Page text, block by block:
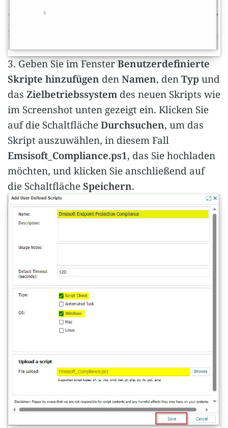
3. Geben Sie im FensterBenutzerdefinierte
Skripte hinzufügen denNamen, denTyp und
das Zielbetriebssystem des neuen Skripts wie
im Screenshot unten gezeigt ein. Klicken Sie
auf die SchaltflächeDurchsuchen, um das
Skript auszuwählen, in diesem Fall
Emsisoft_Compliance.ps1, das Sie hochladen
möchten, und klicken Sie anschließend auf
die SchaltflächeSpeichern.